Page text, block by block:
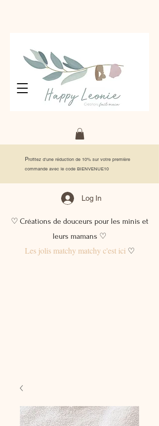
Profitez d'une réduction de 10% sur votre première
commande avec le code BIENVENUE10
Log In
♡ Créations de douceurs pour les minis et
leurs mamans ♡
Les jolis matchy matchy c'est ici♡